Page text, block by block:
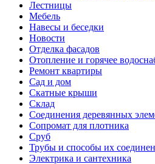
Лестницы
Мебель
Навесы и беседки
Новости
Отделка фасадов
Отопление и горячее
Ремонт квартиры
Сад и дом
Скатные крыши
Склад
Соединения деревянных
Сопромат для плотника
Сруб
Трубы и способы их
Электрика и сантехника